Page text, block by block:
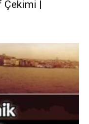
Çekimi |